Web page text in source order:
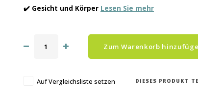
✔️ Gesicht und Körper Lesen Sie mehr
Zum Warenkorb
Auf Vergleichsliste setzen DIESES PRODUKT